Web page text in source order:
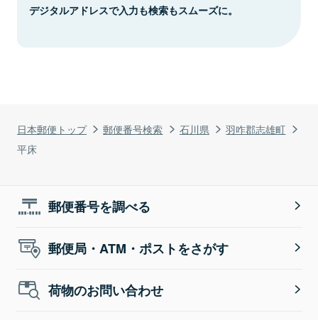
日本郵便トップ 郵便番号検索 石川県
羽咋郡志雄町
平床
デジタルアドレスで入力も検索もスムーズに。
郵便番号を調べる
郵便局・ATM・ポストをさがす
荷物のお問い合わせ